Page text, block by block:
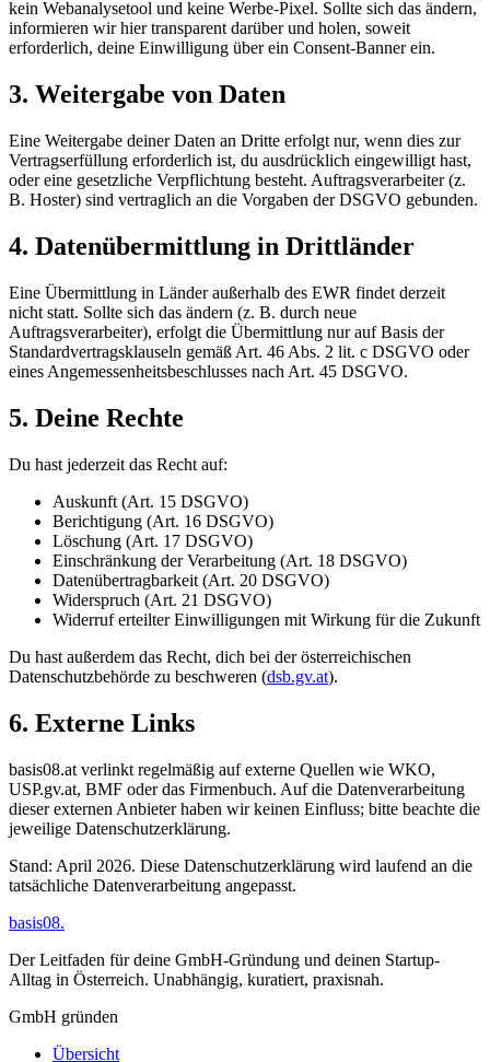
kein Webanalysetool und keine Werbe-Pixel. Sollte sich das ändern,
informieren wir hier transparent darüber und holen, soweit
erforderlich, deine Einwilligung über ein Consent-Banner ein.
3. Weitergabe von Daten
Eine Weitergabe deiner Daten an Dritte erfolgt nur, wenn dies zur
Vertragserfüllung erforderlich ist, du ausdrücklich eingewilligt hast,
oder eine gesetzliche Verpflichtung besteht. Auftragsverarbeiter (z.
B. Hoster) sind vertraglich an die Vorgaben der DSGVO gebunden.
4. Datenübermittlung in Drittländer
Eine Übermittlung in Länder außerhalb des EWR findet derzeit
nicht statt. Sollte sich das ändern (z. B. durch neue
Auftragsverarbeiter), erfolgt die Übermittlung nur auf Basis der
Standardvertragsklauseln gemäß Art. 46 Abs. 2 lit. c DSGVO oder
eines Angemessenheitsbeschlusses nach Art. 45 DSGVO.
5. Deine Rechte
Du hast jederzeit das Recht auf:
Auskunft (Art. 15 DSGVO)
Berichtigung (Art. 16 DSGVO)
Löschung (Art. 17 DSGVO)
Einschränkung der Verarbeitung (Art. 18 DSGVO)
Datenübertragbarkeit (Art. 20 DSGVO)
Widerspruch (Art. 21 DSGVO)
Widerruf erteilter Einwilligungen mit Wirkung für die Zukunft
Du hast außerdem das Recht, dich bei der österreichischen
Datenschutzbehörde zu beschweren (dsb.gv.at).
6. Externe Links
basis08.at verlinkt regelmäßig auf externe Quellen wie WKO,
USP.gv.at, BMF oder das Firmenbuch. Auf die Datenverarbeitung
dieser externen Anbieter haben wir keinen Einfluss; bitte beachte die
jeweilige Datenschutzerklärung.
Stand: April 2026. Diese Datenschutzerklärung wird laufend an die
tatsächliche Datenverarbeitung angepasst.
basis08.
Der Leitfaden für deine GmbH-Gründung und deinen Startup-
Alltag in Österreich. Unabhängig, kuratiert, praxisnah.
GmbH gründen
Übersicht